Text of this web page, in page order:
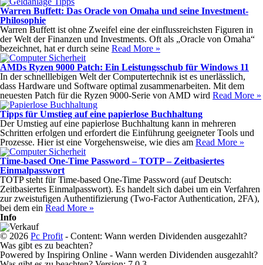
Warren Buffett: Das Oracle von Omaha und seine Investment-
Philosophie
Warren Buffett ist ohne Zweifel eine der einflussreichsten Figuren in
der Welt der Finanzen und Investments. Oft als „Oracle von Omaha“
bezeichnet, hat er durch seine Read More »
AMDs Ryzen 9000 Patch: Ein Leistungsschub für Windows 11
In der schnelllebigen Welt der Computertechnik ist es unerlässlich,
dass Hardware und Software optimal zusammenarbeiten. Mit dem
neuesten Patch für die Ryzen 9000-Serie von AMD wird Read More »
Tipps für Umstieg auf eine papierlose Buchhaltung
Der Umstieg auf eine papierlose Buchhaltung kann in mehreren
Schritten erfolgen und erfordert die Einführung geeigneter Tools und
Prozesse. Hier ist eine Vorgehensweise, wie dies am Read More »
Time-based One-Time Password – TOTP – Zeitbasiertes
Einmalpasswort
TOTP steht für Time-based One-Time Password (auf Deutsch:
Zeitbasiertes Einmalpasswort). Es handelt sich dabei um ein Verfahren
zur zweistufigen Authentifizierung (Two-Factor Authentication, 2FA),
bei dem ein Read More »
Info
© 2026 Pc Profit - Content: Wann werden Dividenden ausgezahlt?
Was gibt es zu beachten?
Powered by Inspiring Online - Wann werden Dividenden ausgezahlt?